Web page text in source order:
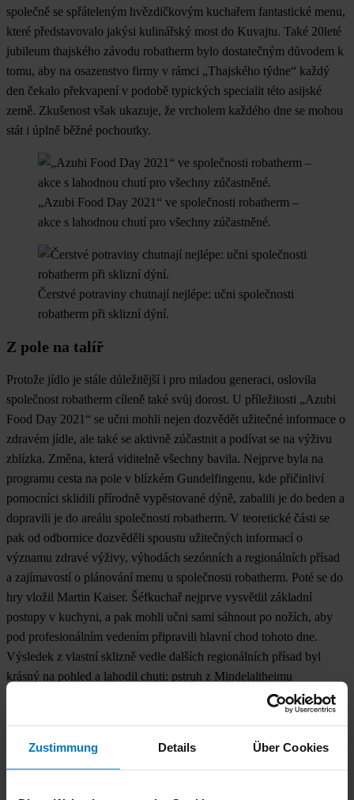
Zustimmung Details Über Cookies
společně se spřáteleným hvězdičkovým kuchařem fantastické menu,
které představovalo jakýsi kulinářský most do Kuvajtu. Také 20leté
jubileum thajského závodu robatherm bylo dostatečným důvodem k
tomu, aby na osazenstvo firmy v rámci „Thajského týdne“ každý
den čekalo překvapení v podobě typických specialit této asijské
země. Zkušenost však ukazuje, že vrcholem každého dne se mohou
stát i úplně běžné pochoutky.
„Azubi Food Day 2021“ ve společnosti robatherm –
akce s lahodnou chutí pro všechny zúčastněné.
Čerstvé potraviny chutnají nejlépe: učni společnosti
robatherm při sklizní dýní.
Z pole na talíř
Protože jídlo je stále důležitější i pro mladou generaci, oslovila
společnost robatherm cíleně také svůj dorost. U příležitosti „Azubi
Food Day 2021“ se učni mohli nejen dozvědět užitečné informace o
zdravém jídle, ale také se aktivně zúčastnit a podívat se na výživu
zblízka. Změna, která viditelně všechny bavila. Nejprve byla na
programu cesta na pole v blízkém Gundelfingenu, kde přičinliví
pomocníci sklidili přírodně vypěstované dýně, zabalili je do beden a
dopravili je do areálu společnosti robatherm. V teoretické části se
pak od odbornice dozvěděli spoustu užitečných informací o
významu zdravé výživy, výhodách sezónních a regionálních přísad
a zajímavostí o plánování menu u společnosti robatherm. Poté se do
hry vložil Martin Kaiser. Šéfkuchař nejprve vysvětlil základní
postupy v kuchyni, a pak mohli učni sami sáhnout po nožích, aby
pod profesionálním vedením připravili hlavní chod tohoto dne.
Výsledek z vlastní sklizně vedle dalších regionálních přísad byl
krásný na pohled a lahodil chuti: pstruh z Mindelaltheimu
konfitovaný v oleji z dýňových jader na dýni hokkaido s plamenem
opalovaným pórkem a naloženými jablky Elstar. Vlastnoručně